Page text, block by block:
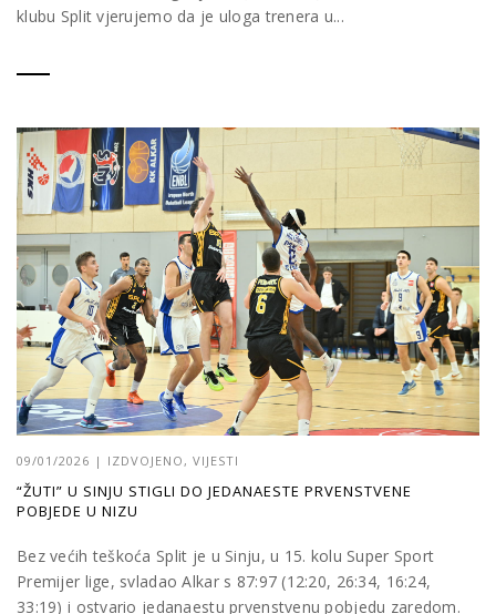
klubu Split vjerujemo da je uloga trenera u...
09/01/2026 | IZDVOJENO, VIJESTI
“ŽUTI” U SINJU STIGLI DO JEDANAESTE PRVENSTVENE
POBJEDE U NIZU
Bez većih teškoća Split je u Sinju, u 15. kolu Super Sport
Premijer lige, svladao Alkar s 87:97 (12:20, 26:34, 16:24,
33:19) i ostvario jedanaestu prvenstvenu pobjedu zaredom.